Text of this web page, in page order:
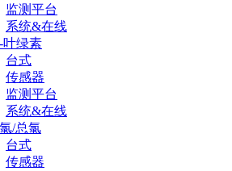
监测平台
系统&在线
叶绿素
台式
传感器
监测平台
系统&在线
/总氯
台式
传感器